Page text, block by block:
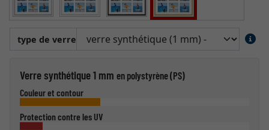
type de verre
Verre synthétique 1 mm en polystyrène (PS)
Couleur et contour
Protection contre les UV